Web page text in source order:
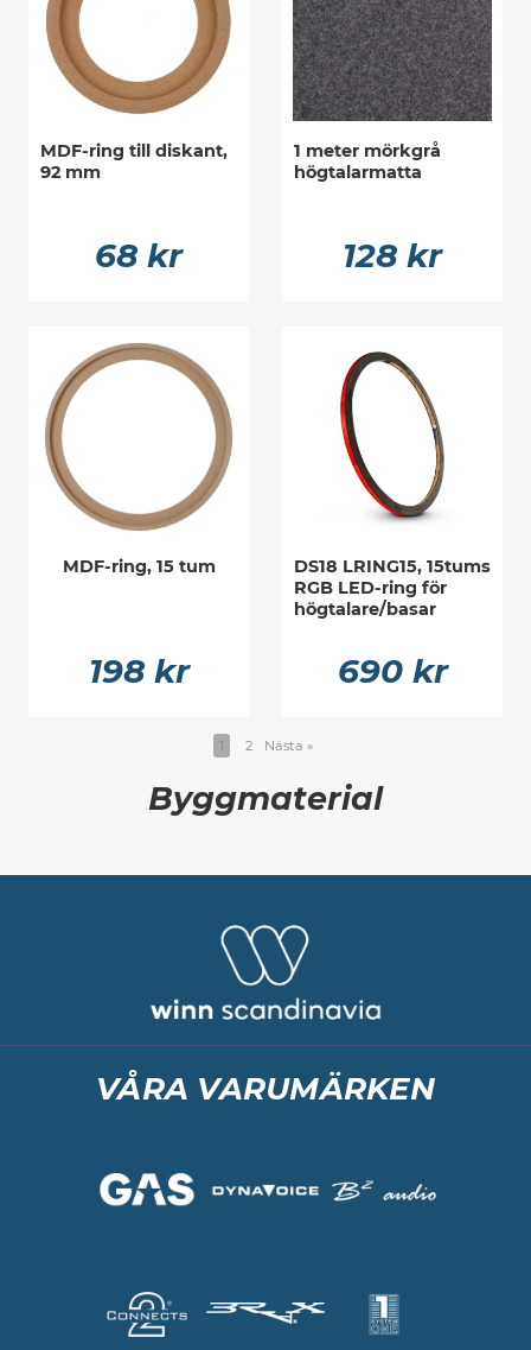
MDF-ring till diskant,
92 mm
68 kr
1 meter mörkgrå
högtalarmatta
128 kr
MDF-ring, 15 tum
198 kr
DS18 LRING15, 15tums
RGB LED-ring för
högtalare/basar
690 kr
1 2 Nästa »
Byggmaterial
VÅRA VARUMÄRKEN